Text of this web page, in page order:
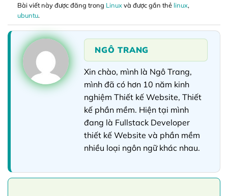
Bài viết này được đăng trong Linuxvà được gắn thẻ linux,
ubuntu.
NGÔ TRANG
Xin chào, mình là Ngô Trang,
mình đã có hơn 10 năm kinh
nghiệm Thiết kế Website, Thiết
kế phần mềm. Hiện tại mình
đang là Fullstack Developer
thiết kế Website và phần mềm
nhiều loại ngôn ngữ khác nhau.